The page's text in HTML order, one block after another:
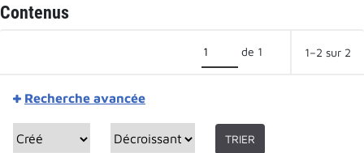
Contenus
de 1 1–2 sur 2
Recherche avancée
TRIER